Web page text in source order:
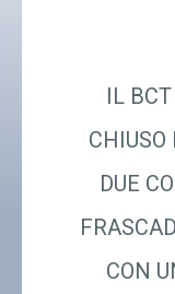
IL
DUE
CON